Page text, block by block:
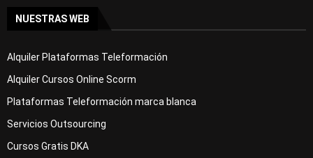
NUESTRAS WEB
Alquiler Plataformas Teleformación
Alquiler Cursos Online Scorm
Plataformas Teleformación marca blanca
Servicios Outsourcing
Cursos Gratis DKA